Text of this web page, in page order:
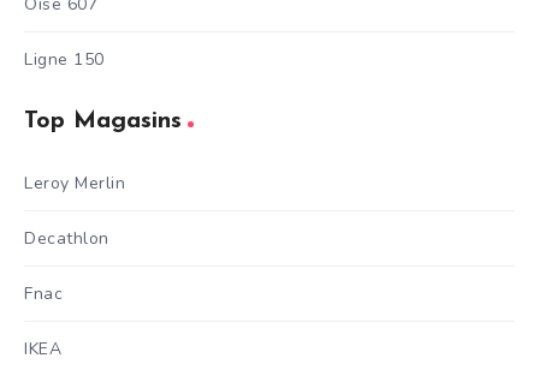
Ligne 150
Top Magasins
Leroy Merlin
Decathlon
Fnac
IKEA